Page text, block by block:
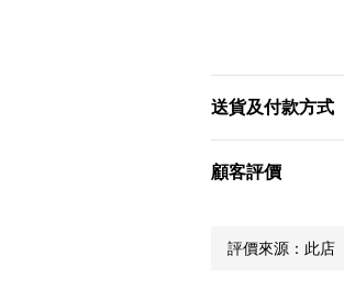
送貨及付款方式
顧客評價